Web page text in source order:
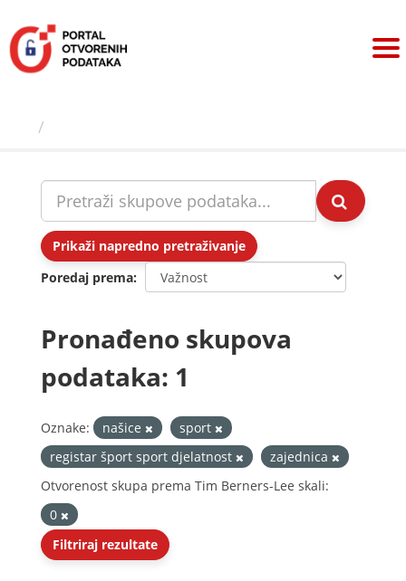
sadržaj
Prikaži napredno pretraživanje
Poredaj prema
Pronađeno skupova
podataka: 1
Oznake: našice
sport
registar šport sport djelatnost
zajednica
Otvorenost skupa prema Tim Berners-Lee skali:
0
Filtriraj rezultate